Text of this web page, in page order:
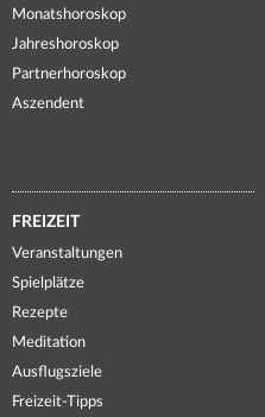
Monatshoroskop
Jahreshoroskop
Partnerhoroskop
Aszendent
FREIZEIT
Veranstaltungen
Spielplätze
Rezepte
Meditation
Ausflugsziele
Freizeit-Tipps